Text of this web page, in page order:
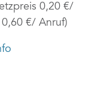
0,20 €/
€/ Anruf)